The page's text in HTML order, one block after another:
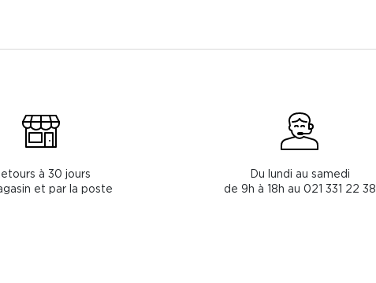
à 30 jours
et par la poste
Du lundi au samedi
de 9h à 18h au 021 331 22 38